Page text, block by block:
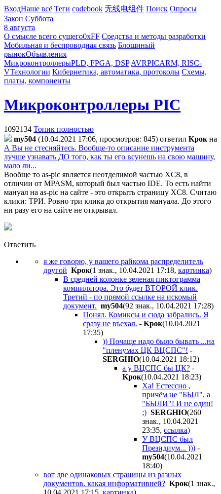
ВходНаше всё Теги codebook 无线电组件 Поиск Опросы
Закон Суббота
8 августа
О смысле всего сущего0xFF Средства и методы разработки
Мобильная и беспроводная связь Блошиный
рынокОбъявления
МикроконтроллерыPLD, FPGA, DSP AVRPICARM, RISC-
VТехнологии Кибернетика, автоматика, протоколы Схемы,
платы, компоненты
Микроконтроллеры PIC
1092134 Топик полностью
my504 (10.04.2021 17:06, просмотров: 845) ответил Kpoк на
А Вы не стесняйтесь. Вообще-то описание инструмента
лучше узнавать ДО того, как ты его всунешь на свою машину,
мало ли...
Вообще то as-pic является неотделимой частью XC8, в
отличии от MPASM, который был частью IDE. То есть найти
мануал на as-pic на сайте - это открыть страницу XC8. Считаю
клики: ТРИ. Ровно три клика до открытия мануала. До этого
ни разу его на сайте не открывал.
Ответить
я же говорю, у вашего райкома распределитель
другой Kpoк(1 знак., 10.04.2021 17:18, картинка)
В средней колонке зеленая пиктограмма
компилятора. Это будет ВТОРОЙ клик.
Третий - по прямой ссылке на искомый
документ. my504(92 знак., 10.04.2021 17:28)
Понял. Комиксы и сюда забрались. Я
сразу не въехал. - Kpoк(10.04.2021
17:35)
)) Почаще надо было бывать ...на
"пленумах ЦК ВЦСПС"! -
SERGHIO(10.04.2021 18:12)
а у ВЦСПС бы ЦК? -
Kpoк(10.04.2021 18:23)
Ха! Естессно ,
причём не "БЫЛ", а
"БЫЛИ"! И не один!
;) SERGHIO(260
знак., 10.04.2021
23:35, ссылка)
У ВЦСПС был
Президиум... ))) -
my504(10.04.2021
18:40)
вот две одинаковых страницы из разных
документов. какая информативней? Kpoк(1 знак.,
10.04.2021 17:15, картинка)